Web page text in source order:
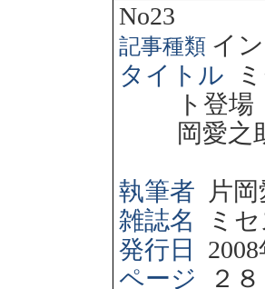
No23
記事種類 イ
タイトル
ト登
岡愛之
執筆者
片
雑誌名
ミ
発行日
2008
ページ
２